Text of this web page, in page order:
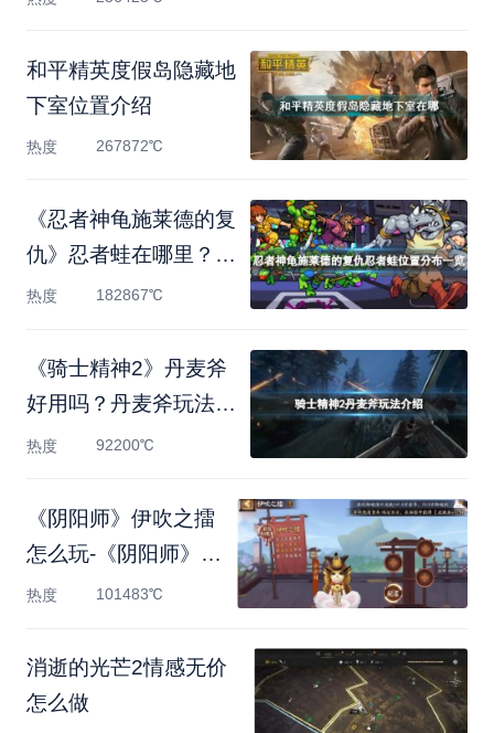
和平精英度假岛隐藏地
下室位置介绍
热度 267872℃
《忍者神龟施莱德的复
仇》忍者蛙在哪里？忍
者
热度 182867℃
《骑士精神2》丹麦斧
好用吗？丹麦斧玩法介
绍
热度 92200℃
《阴阳师》伊吹之擂
怎么玩-《阴阳师》伊
吹之擂
热度 101483℃
消逝的光芒2情感无价
怎么做